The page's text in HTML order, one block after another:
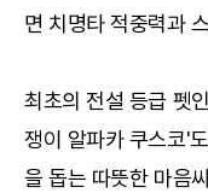
면 치명타 적중력과
최초의 전설 등급 펫
쟁이 알파카 쿠스코'
을 돕는 따뜻한 마음